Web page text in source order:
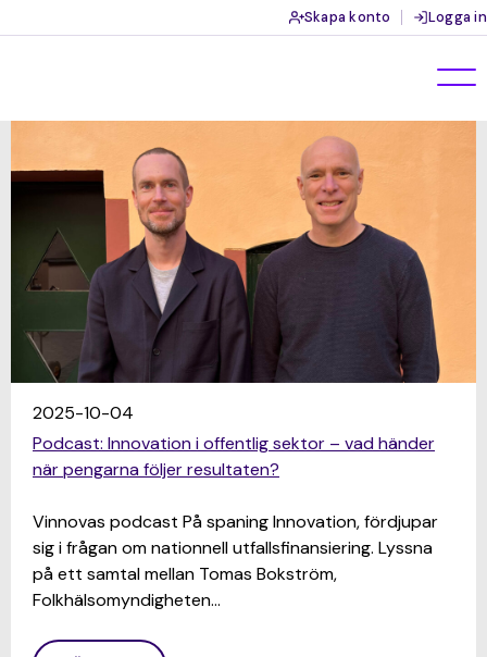
Skapa konto Logga in
2025-10-04
Podcast: Innovation i offentlig sektor – vad händer
när pengarna följer resultaten?
Vinnovas podcast På spaning Innovation, fördjupar
sig i frågan om nationnell utfallsfinansiering. Lyssna
på ett samtal mellan Tomas Bokström,
Folkhälsomyndigheten…